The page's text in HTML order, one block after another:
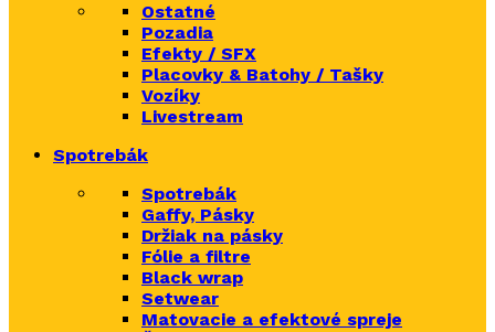
Ostatné
Pozadia
Efekty / SFX
Placovky & Batohy / Tašky
Vozíky
Livestream
Spotrebák
Spotrebák
Gaffy, Pásky
Držiak na pásky
Fólie a filtre
Black wrap
Setwear
Matovacie a efektové spreje